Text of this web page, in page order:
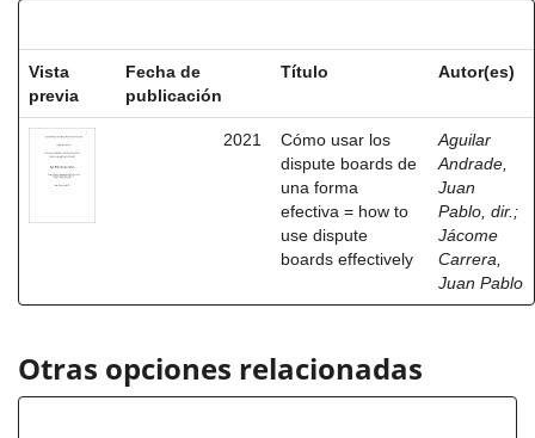
Vista
previa
Fecha de
publicación
Título Autor(es)
2021
Cómo usar los
dispute boards de
una forma
efectiva = how to
use dispute
boards effectively
Aguilar
Andrade,
Juan
Pablo, dir. ;
Jácome
Carrera,
Juan Pablo
Otras opciones relacionadas